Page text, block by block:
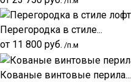
Перегородка в стиле...
от 11 800 руб. /п.м
Кованые винтовые перила...